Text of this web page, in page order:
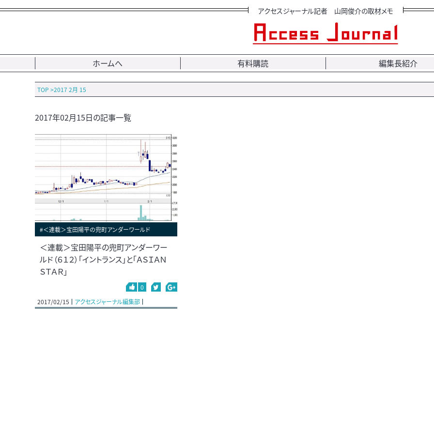
アクセスジャーナル記者 山岡俊介の取材メモ
ホームへ 有料購読 編集長紹介
TOP >2017 2月 15
2017年02月15日の記事一覧
#＜連載＞宝田陽平の兜町アンダーワールド
＜連載＞宝田陽平の兜町アンダーワー
ルド（６１２）「イントランス」と「ＡＳＩＡＮ
ＳＴＡＲ」
0
2017/02/15
アクセスジャーナル編集部